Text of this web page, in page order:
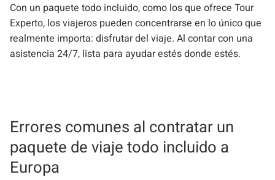
Con un paquete todo incluido, como los que ofrece Tour
Experto, los viajeros pueden concentrarse en lo único que
realmente importa: disfrutar del viaje. Al contar con una
asistencia 24/7, lista para ayudar estés donde estés.
Errores comunes al contratar un
paquete de viaje todo incluido a
Europa